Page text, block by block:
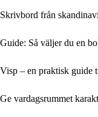
Skrivbord från
Guide: Så väljer du en
Visp – en praktisk guide
Ge vardagsrummet